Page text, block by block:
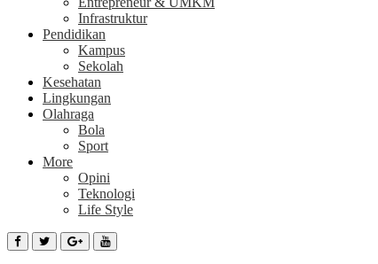
Infrastruktur
Pendidikan
Kampus
Sekolah
Kesehatan
Lingkungan
Olahraga
Bola
Sport
More
Opini
Teknologi
Life Style